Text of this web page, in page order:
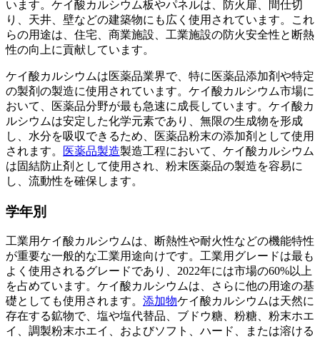
います。ケイ酸カルシウム板やパネルは、防火扉、間仕切
り、天井、壁などの建築物にも広く使用されています。これ
らの用途は、住宅、商業施設、工業施設の防火安全性と断熱
性の向上に貢献しています。
ケイ酸カルシウムは医薬品業界で、特に医薬品添加剤や特定
の製剤の製造に使用されています。ケイ酸カルシウム市場に
おいて、医薬品分野が最も急速に成長しています。ケイ酸カ
ルシウムは安定した化学元素であり、無限の生成物を形成
し、水分を吸収できるため、医薬品粉末の添加剤として使用
されます。
医薬品製造製造工程において、ケイ酸カルシウム
は固結防止剤として使用され、粉末医薬品の製造を容易に
し、流動性を確保します。
学年別
工業用ケイ酸カルシウムは、断熱性や耐火性などの機能特性
が重要な一般的な工業用途向けです。工業用グレードは最も
よく使用されるグレードであり、2022年には市場の60%以上
を占めています。ケイ酸カルシウムは、さらに他の用途の基
礎としても使用されます。 添加物ケイ酸カルシウムは天然に
存在する鉱物で、塩や塩代替品、ブドウ糖、粉糖、粉末ホエ
イ、調製粉末ホエイ、およびソフト、ハード、または溶ける